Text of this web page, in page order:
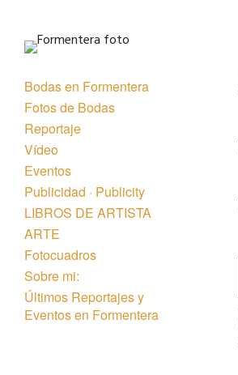
Bodas en Formentera
Fotos de Bodas
Reportaje
Vídeo
Eventos
Publicidad · Publicity
LIBROS DE ARTISTA
ARTE
Fotocuadros
Sobre mi:
Últimos Reportajes y
Eventos en Formentera